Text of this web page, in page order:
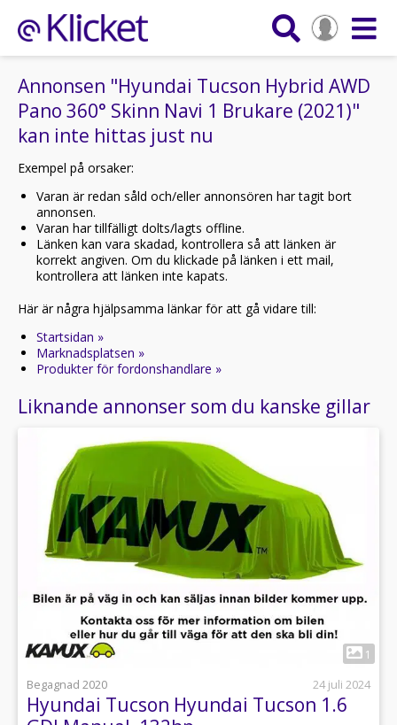
Annonsen "Hyundai Tucson Hybrid AWD
Pano 360° Skinn Navi 1 Brukare (2021)"
kan inte hittas just nu
Exempel på orsaker:
Varan är redan såld och/eller annonsören har tagit bort
annonsen.
Varan har tillfälligt dolts/lagts offline.
Länken kan vara skadad, kontrollera så att länken är
korrekt angiven. Om du klickade på länken i ett mail,
kontrollera att länken inte kapats.
Här är några hjälpsamma länkar för att gå vidare till:
Startsidan »
Marknadsplatsen »
Produkter för fordonshandlare »
Liknande annonser som du kanske gillar
1
Begagnad 2020
24 juli 2024
Hyundai Tucson Hyundai Tucson 1.6